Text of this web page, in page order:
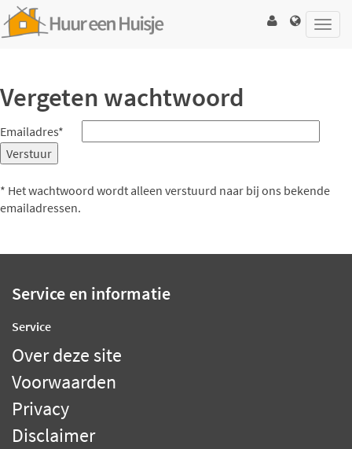
Vergeten wachtwoord
Emailadres*
* Het wachtwoord wordt alleen verstuurd naar bij ons bekende
emailadressen.
Service en informatie
Service
Over deze site
Voorwaarden
Privacy
Disclaimer